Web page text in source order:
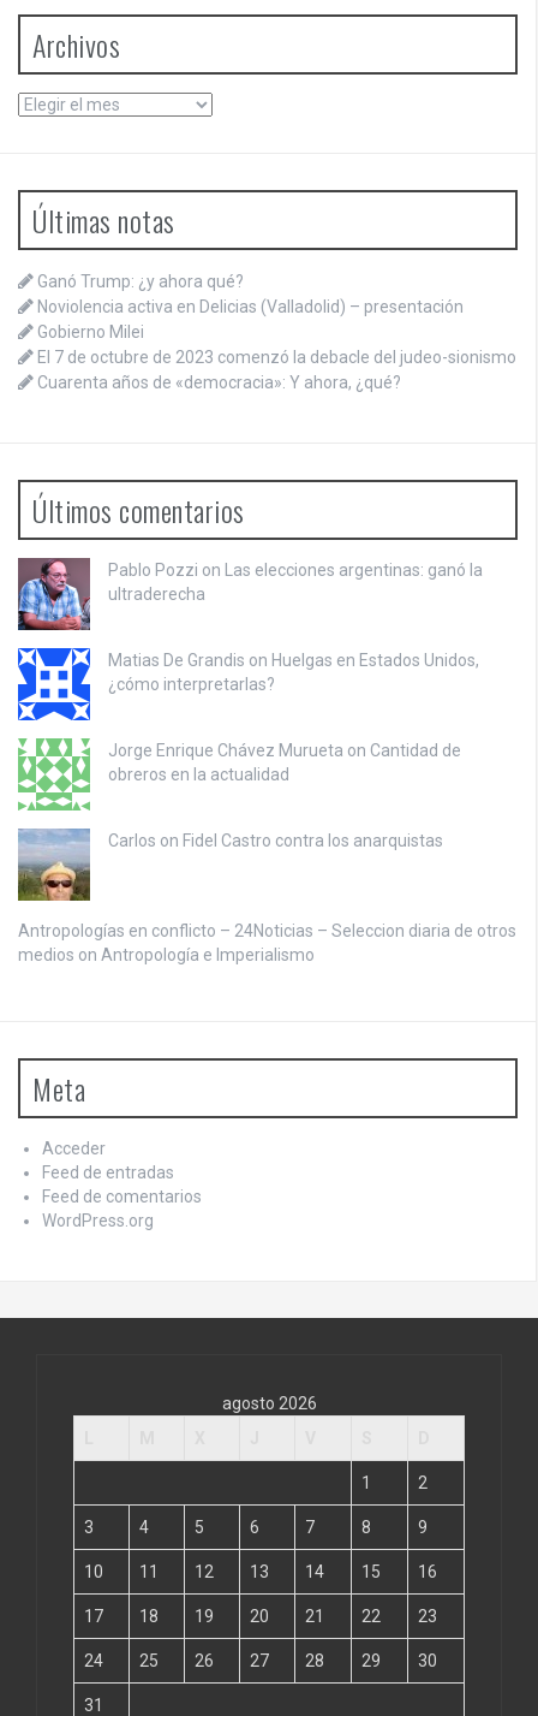
Archivos
Archivos
Últimas notas
Ganó Trump: ¿y ahora qué?
Noviolencia activa en Delicias (Valladolid) – presentación
Gobierno Milei
El 7 de octubre de 2023 comenzó la debacle del judeo-sionismo
Cuarenta años de «democracia»: Y ahora, ¿qué?
Últimos comentarios
Pablo Pozzi on
Las elecciones argentinas: ganó la
ultraderecha
Matias De Grandis on Huelgas en Estados Unidos,
¿cómo interpretarlas?
Jorge Enrique Chávez Murueta on Cantidad de
obreros en la actualidad
Carlos on Fidel Castro contra los anarquistas
Antropologías en conflicto – 24Noticias – Seleccion diaria de otros
medios on Antropología e Imperialismo
Meta
Acceder
Feed de entradas
Feed de comentarios
WordPress.org
agosto 2026
1 2
3 4 5 6 7 8 9
10 11 12 13 14 15 16
17 18 19 20 21 22 23
24 25 26 27 28 29 30
31